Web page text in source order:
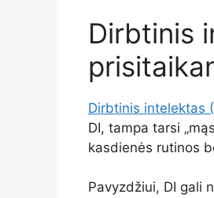
Dirbtinis
Dirbtinis intelektas
DI, tampa tarsi
kasdienės rutinos
Pavyzdžiui, DI gali